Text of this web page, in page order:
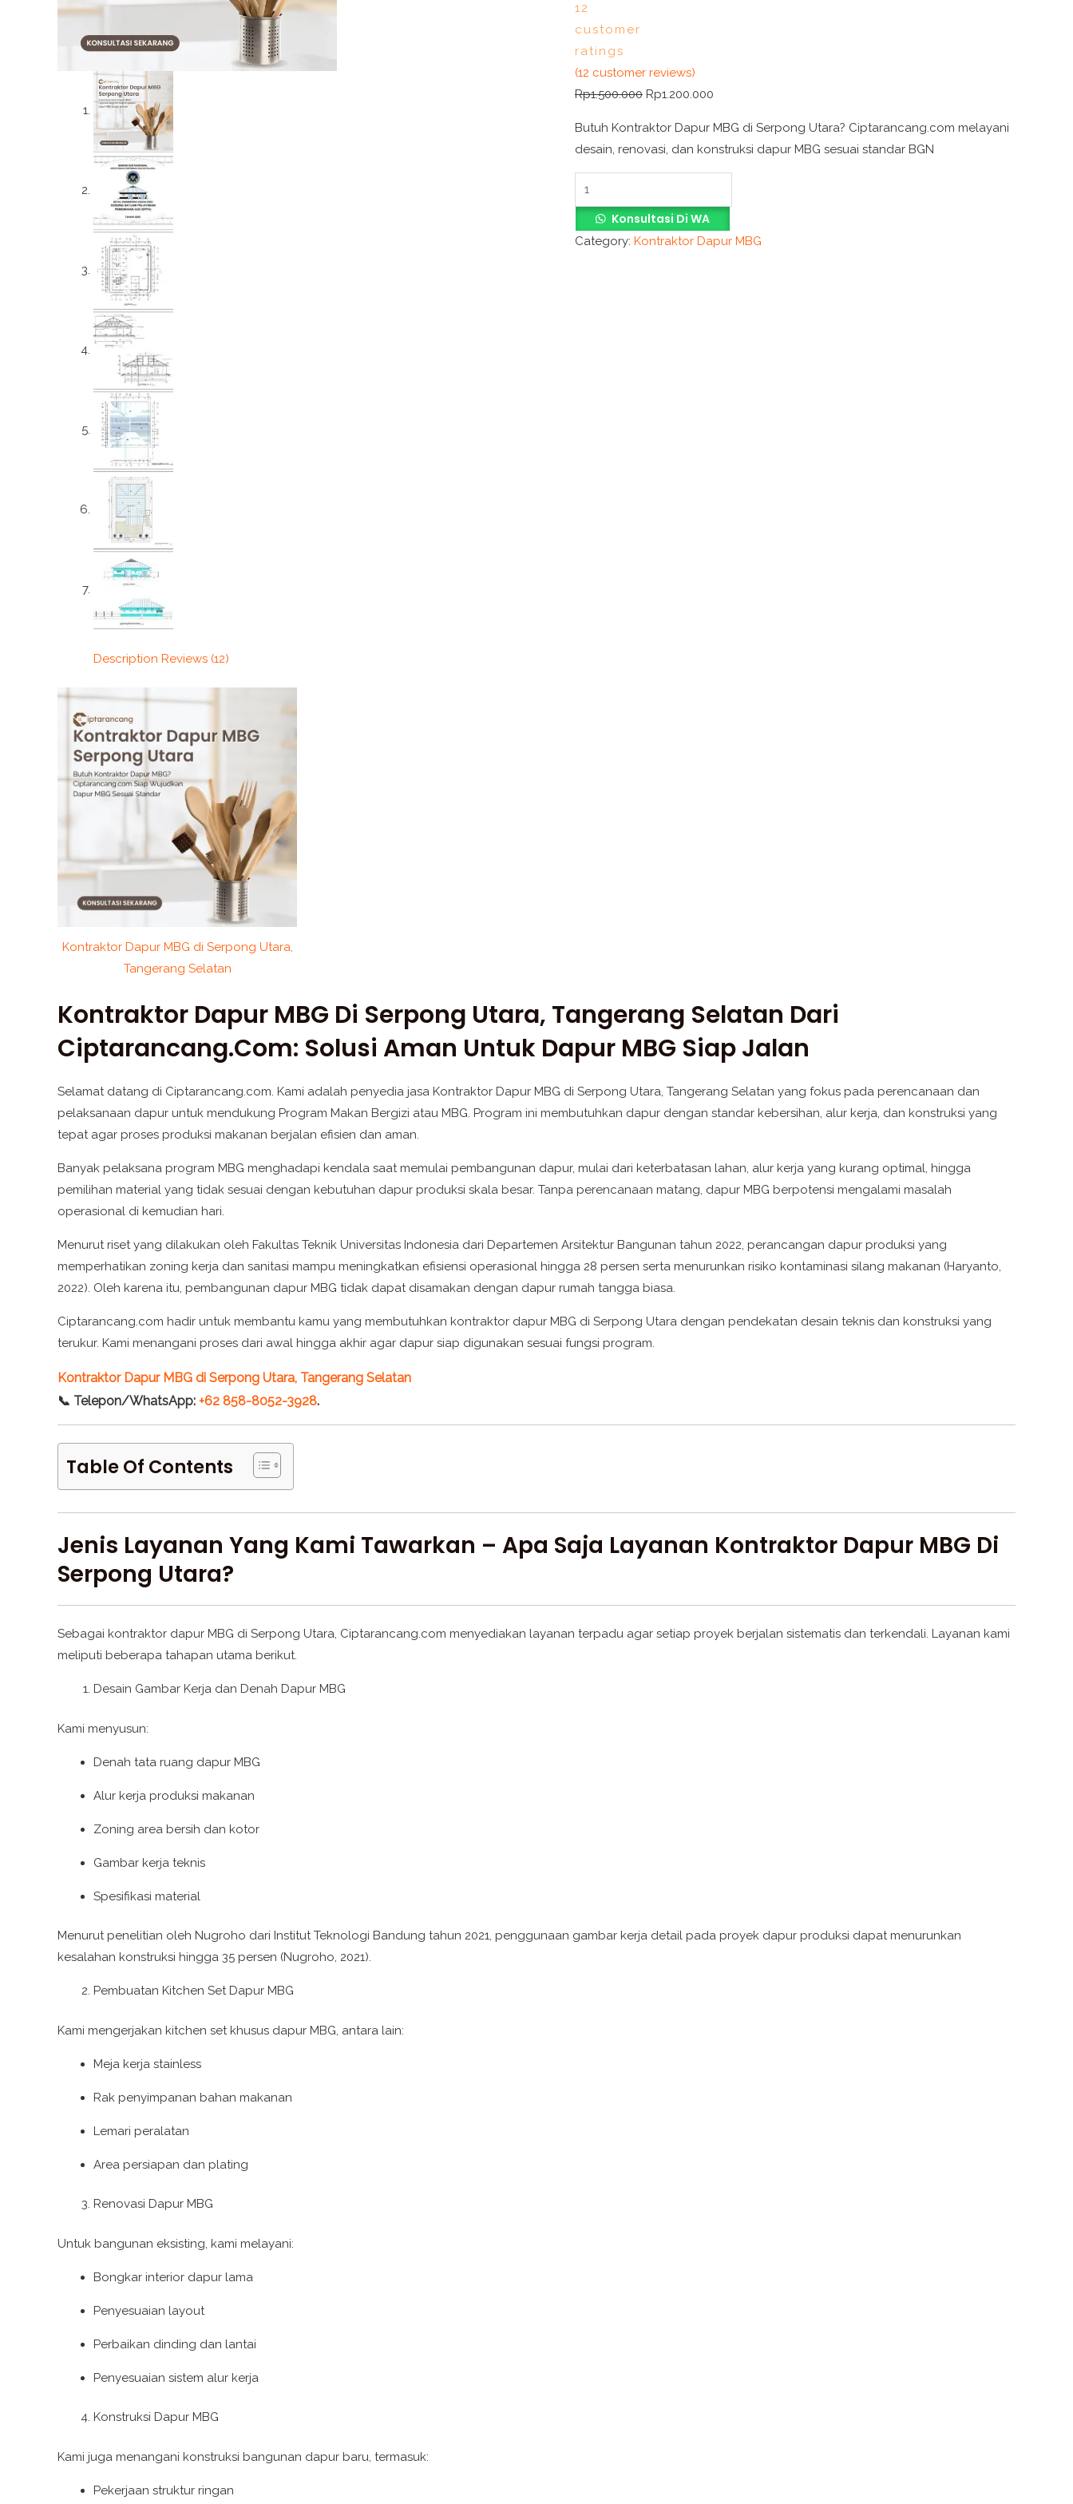
12
customer
ratings
(12 customer reviews)
Rp1.500.000 Rp1.200.000
Butuh Kontraktor Dapur MBG di Serpong Utara? Ciptarancang.com melayani
desain, renovasi, dan konstruksi dapur MBG sesuai standar BGN
Konsultasi Di WA
Category: Kontraktor Dapur MBG
Description Reviews (12)
Kontraktor Dapur MBG di Serpong Utara,
Tangerang Selatan
Kontraktor Dapur MBG Di Serpong Utara, Tangerang Selatan Dari
Ciptarancang.com: Solusi Aman Untuk Dapur MBG Siap Jalan
Selamat datang di Ciptarancang.com. Kami adalah penyedia jasa Kontraktor Dapur MBG di Serpong Utara, Tangerang Selatan yang fokus pada perencanaan dan
pelaksanaan dapur untuk mendukung Program Makan Bergizi atau MBG. Program ini membutuhkan dapur dengan standar kebersihan, alur kerja, dan konstruksi yang
tepat agar proses produksi makanan berjalan efisien dan aman.
Banyak pelaksana program MBG menghadapi kendala saat memulai pembangunan dapur, mulai dari keterbatasan lahan, alur kerja yang kurang optimal, hingga
pemilihan material yang tidak sesuai dengan kebutuhan dapur produksi skala besar. Tanpa perencanaan matang, dapur MBG berpotensi mengalami masalah
operasional di kemudian hari.
Menurut riset yang dilakukan oleh Fakultas Teknik Universitas Indonesia dari Departemen Arsitektur Bangunan tahun 2022, perancangan dapur produksi yang
memperhatikan zoning kerja dan sanitasi mampu meningkatkan efisiensi operasional hingga 28 persen serta menurunkan risiko kontaminasi silang makanan (Haryanto,
2022). Oleh karena itu, pembangunan dapur MBG tidak dapat disamakan dengan dapur rumah tangga biasa.
Ciptarancang.com hadir untuk membantu kamu yang membutuhkan kontraktor dapur MBG di Serpong Utara dengan pendekatan desain teknis dan konstruksi yang
terukur. Kami menangani proses dari awal hingga akhir agar dapur siap digunakan sesuai fungsi program.
Kontraktor Dapur MBG di Serpong Utara, Tangerang Selatan
📞 Telepon/WhatsApp: +62 858-8052-3928.
Table Of Contents
Jenis Layanan Yang Kami Tawarkan – Apa Saja Layanan Kontraktor Dapur MBG Di
Serpong Utara?
Sebagai kontraktor dapur MBG di Serpong Utara, Ciptarancang.com menyediakan layanan terpadu agar setiap proyek berjalan sistematis dan terkendali. Layanan kami
meliputi beberapa tahapan utama berikut.
Desain Gambar Kerja dan Denah Dapur MBG
Kami menyusun:
Denah tata ruang dapur MBG
Alur kerja produksi makanan
Zoning area bersih dan kotor
Gambar kerja teknis
Spesifikasi material
Menurut penelitian oleh Nugroho dari Institut Teknologi Bandung tahun 2021, penggunaan gambar kerja detail pada proyek dapur produksi dapat menurunkan
kesalahan konstruksi hingga 35 persen (Nugroho, 2021).
Pembuatan Kitchen Set Dapur MBG
Kami mengerjakan kitchen set khusus dapur MBG, antara lain:
Meja kerja stainless
Rak penyimpanan bahan makanan
Lemari peralatan
Area persiapan dan plating
Renovasi Dapur MBG
Untuk bangunan eksisting, kami melayani:
Bongkar interior dapur lama
Penyesuaian layout
Perbaikan dinding dan lantai
Penyesuaian sistem alur kerja
Konstruksi Dapur MBG
Kami juga menangani konstruksi bangunan dapur baru, termasuk:
Pekerjaan struktur ringan